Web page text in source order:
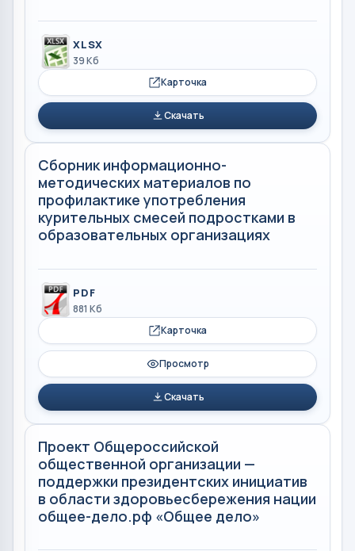
XLSX
39 Кб
Карточка
Скачать
Сборник информационно-
методических материалов по
профилактике употребления
курительных смесей подростками в
образовательных организациях
PDF
881 Кб
Карточка
Просмотр
Скачать
Проект Общероссийской
общественной организации —
поддержки президентских инициатив
в области здоровьесбережения нации
общее-дело.рф «Общее дело»